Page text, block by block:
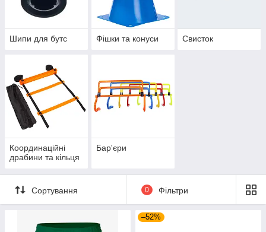
Шипи для бутс Фішки та конуси Свисток
Координаційні
драбини та кільця
Бар'єри
Сортування 0 Фільтри
–52%